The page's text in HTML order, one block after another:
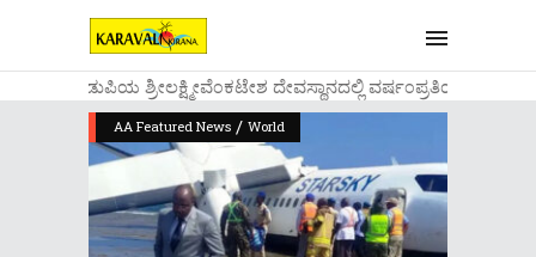
....ಉಡುಪಿಯ ಶ್ರೀಲಕ್ಷ್ಮೀವೆ೦ಕಟೇಶ ದೇವಸ್ಥಾನದಲ್ಲಿ ವರ್ಷ೦ಪ್ರತಿಯ
AA Featured News / World